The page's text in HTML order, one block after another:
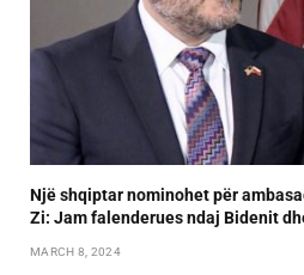
Një shqiptar nominohet për
Zi: Jam falenderues ndaj Bidenit
MARCH 8, 2024